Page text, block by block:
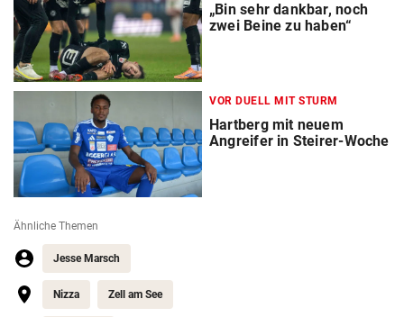
„Bin sehr dankbar, noch
zwei Beine zu haben“
VOR DUELL MIT STURM
Hartberg mit neuem
Angreifer in Steirer-Woche
Ähnliche Themen
Jesse Marsch
Nizza Zell am See